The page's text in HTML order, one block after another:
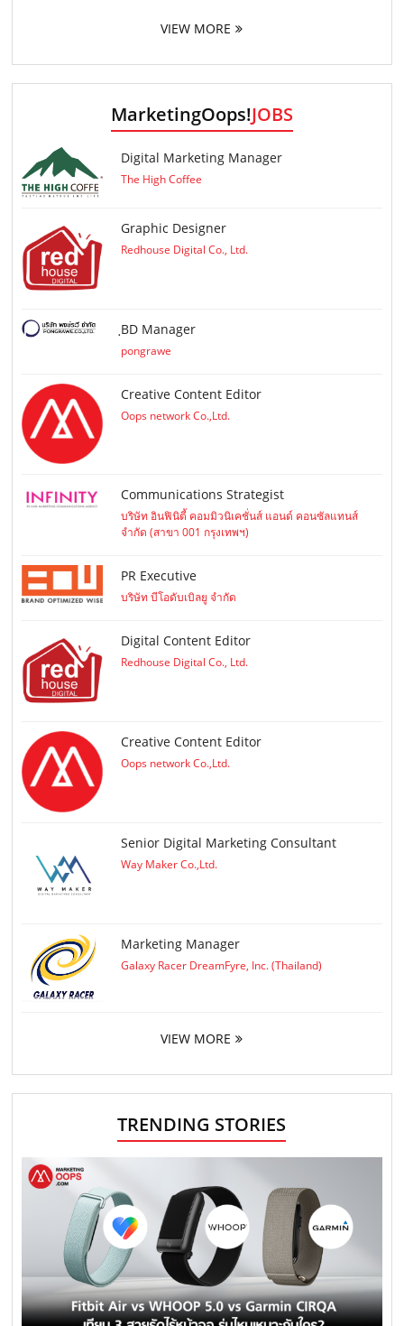
VIEW MORE
MarketingOops!JOBS
Digital Marketing Manager
The High Coffee
Graphic Designer
Redhouse Digital Co., Ltd.
ฺBD Manager
pongrawe
Creative Content Editor
Oops network Co.,Ltd.
Communications Strategist
บริษัท อินฟินิตี้ คอมมิวนิเคชั่นส์ แอนด์ คอนซัลแทนส์
จำกัด (สาขา 001 กรุงเทพฯ)
PR Executive
บริษัท บีโอดับเบิลยู จำกัด
Digital Content Editor
Redhouse Digital Co., Ltd.
Creative Content Editor
Oops network Co.,Ltd.
Senior Digital Marketing Consultant
Way Maker Co.,Ltd.
Marketing Manager
Galaxy Racer DreamFyre, Inc. (Thailand)
VIEW MORE
TRENDING STORIES